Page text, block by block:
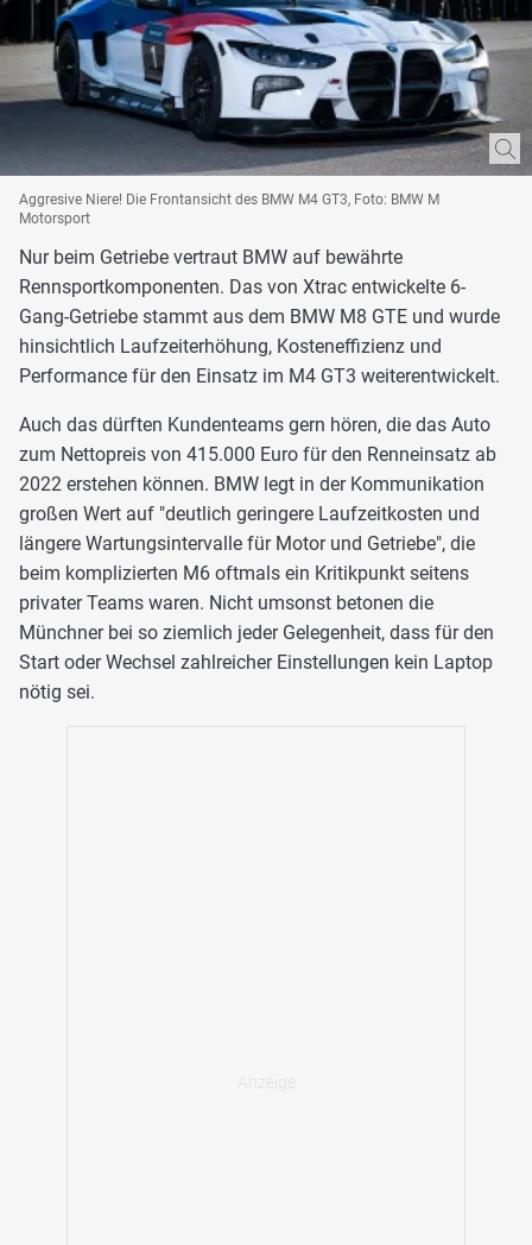
Aggresive Niere! Die Frontansicht des BMW M4 GT3, Foto: BMW M
Motorsport
Nur beim Getriebe vertraut BMW auf bewährte
Rennsportkomponenten. Das von Xtrac entwickelte 6-
Gang-Getriebe stammt aus dem BMW M8 GTE und wurde
hinsichtlich Laufzeiterhöhung, Kosteneffizienz und
Performance für den Einsatz im M4 GT3 weiterentwickelt.
Auch das dürften Kundenteams gern hören, die das Auto
zum Nettopreis von 415.000 Euro für den Renneinsatz ab
2022 erstehen können. BMW legt in der Kommunikation
großen Wert auf "deutlich geringere Laufzeitkosten und
längere Wartungsintervalle für Motor und Getriebe", die
beim komplizierten M6 oftmals ein Kritikpunkt seitens
privater Teams waren. Nicht umsonst betonen die
Münchner bei so ziemlich jeder Gelegenheit, dass für den
Start oder Wechsel zahlreicher Einstellungen kein Laptop
nötig sei.